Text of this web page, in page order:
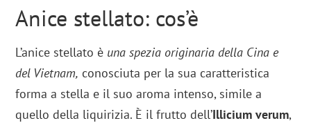
Anice stellato: cos’è
L’anice stellato è una spezia originaria della Cina e
del Vietnam, conosciuta per la sua caratteristica
forma a stella e il suo aroma intenso, simile a
quello della liquirizia. È il frutto dell’Illicium verum,